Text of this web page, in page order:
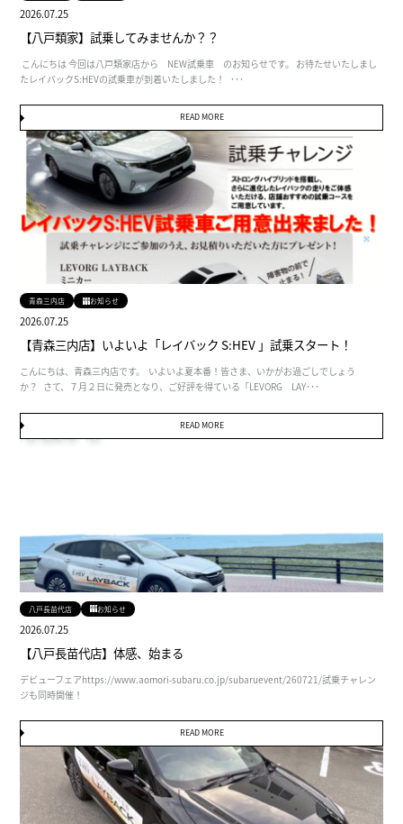
2026.07.25
【八戸類家】試乗してみませんか？？
こんにちは 今回は八戸類家店から NEW試乗車 のお知らせです。 お待たせいたしまし
たレイバックS:HEVの試乗車が到着いたしました！ ･･･
READ MORE
青森三内店 お知らせ
2026.07.25
【青森三内店】いよいよ「レイバック S:HEV 」試乗スタート！
こんにちは、青森三内店です。 いよいよ夏本番！皆さま、いかがお過ごしでしょう
か？ さて、７月２日に発売となり、ご好評を得ている「LEVORG LAY･･･
READ MORE
八戸長苗代店 お知らせ
2026.07.25
【八戸長苗代店】体感、始まる
デビューフェアhttps://www.aomori-subaru.co.jp/subaruevent/260721/試乗チャレン
ジも同時開催！
READ MORE